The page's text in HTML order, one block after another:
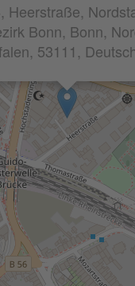
Heerstraße,
Bonn, Bonn,
53111,